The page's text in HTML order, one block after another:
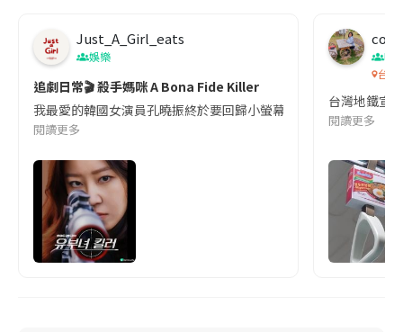
Just_A_Girl_eats
娛樂
追劇日常🎬 殺手媽咪 A Bona Fide Killer
我最愛的韓國女演員孔曉振終於要回歸小螢幕啦!這次的劇本改編
閱讀更多
co
吹
台灣
台灣地鐵宣
閱讀更多